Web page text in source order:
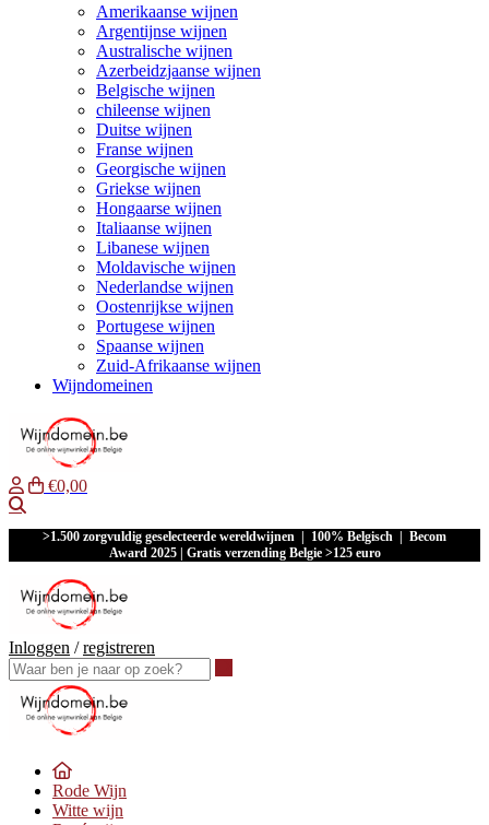
Amerikaanse wijnen
Argentijnse wijnen
Australische wijnen
Azerbeidzjaanse wijnen
Belgische wijnen
chileense wijnen
Duitse wijnen
Franse wijnen
Georgische wijnen
Griekse wijnen
Hongaarse wijnen
Italiaanse wijnen
Libanese wijnen
Moldavische wijnen
Nederlandse wijnen
Oostenrijkse wijnen
Portugese wijnen
Spaanse wijnen
Zuid-Afrikaanse wijnen
Wijndomeinen
€0,00
>1.500 zorgvuldig geselecteerde wereldwijnen | 100% Belgisch | Becom
Award 2025 | Gratis verzending Belgie >125 euro
Inloggen /registreren
Rode Wijn
Witte wijn